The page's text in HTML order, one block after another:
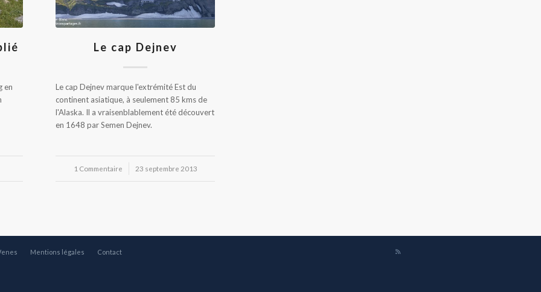
en
Le cap Dejnev
Le cap Dejnev marque l'extrémité Est du
continent asiatique, à seulement 85 kms de
l'Alaska. Il a vraisenblablement été découvert
en 1648 par Semen Dejnev.
1 Commentaire
/ 23 septembre 2013
Mentions légales Contact